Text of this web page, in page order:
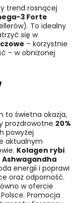
trend rosnącej
3 Forte
To idealny
się w
– korzystnie
– w obniżonej
to świetna okazja,
prozdrowotne 20%
powyżej
aktualnym
Kolagen rybi
Ashwagandha
energii i poprawi
oraz odporność.
w ofercie
Promocja